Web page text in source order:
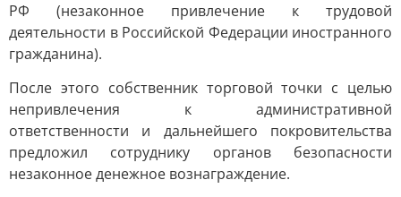
РФ (незаконное привлечение к трудовой
деятельности в Российской Федерации иностранного
гражданина).
После этого собственник торговой точки с целью
непривлечения к административной
ответственности и дальнейшего покровительства
предложил сотруднику органов безопасности
незаконное денежное вознаграждение.